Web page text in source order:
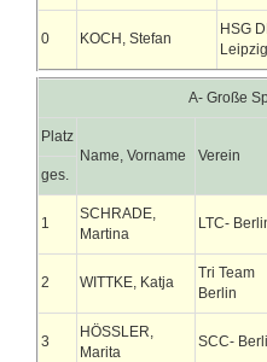
0 KOCH, Stefan
HSG
Leipzig
A- Große
Platz
Name, Vorname
Verein
ges.
1
SCHRADE,
Martina
LTC-
2 WITTKE, Katja
Tri Team
Berlin
3
HÖSSLER,
Marita
SCC-